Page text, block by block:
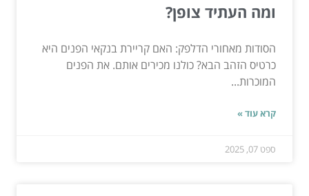
ומה העתיד צופן?
הסודות מאחורי הדלפק: האם קריירת בנקאי הפנים היא
כרטיס הזהב הבא? כולנו מכירים אותם. את הפנים
המוכרות...
קרא עוד »
ספט 07, 2025